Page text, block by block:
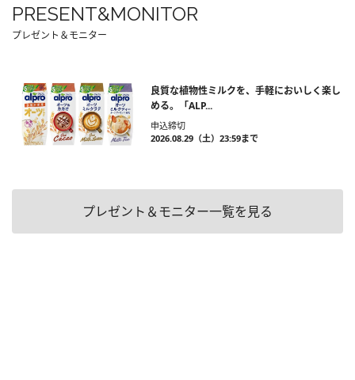
PRESENT&MONITOR
プレゼント＆モニター
良質な植物性ミルクを、手軽においしく楽し
める。「ALP...
申込締切
2026.08.29（土）23:59まで
プレゼント＆モニター一覧を見る